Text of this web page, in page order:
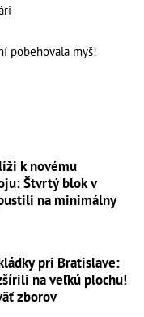
pobehovala myš!
k novému
Štvrtý blok v
na minimálny
pri Bratislave:
na veľkú plochu!
zborov